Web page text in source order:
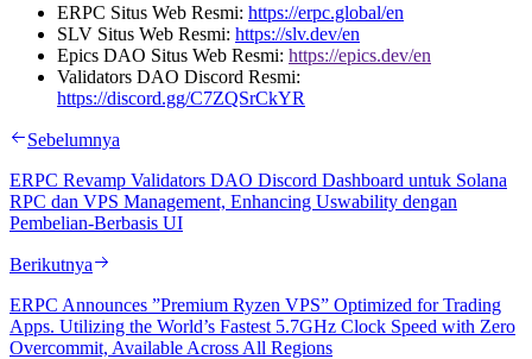
ERPC Situs Web Resmi: https://erpc.global/en
SLV Situs Web Resmi: https://slv.dev/en
Epics DAO Situs Web Resmi: https://epics.dev/en
Validators DAO Discord Resmi:
https://discord.gg/C7ZQSrCkYR
Sebelumnya
ERPC Revamp Validators DAO Discord Dashboard untuk Solana
RPC dan VPS Management, Enhancing Uswability dengan
Pembelian-Berbasis UI
Berikutnya
ERPC Announces ”Premium Ryzen VPS” Optimized for Trading
Apps. Utilizing the World’s Fastest 5.7GHz Clock Speed with Zero
Overcommit, Available Across All Regions